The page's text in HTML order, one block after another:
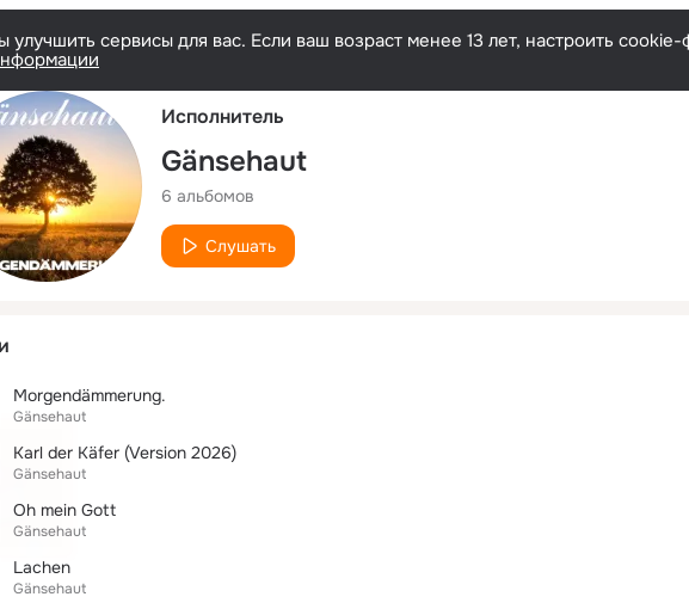
Русский
сервисы для вас. Если ваш возраст менее 13 лет, настроить
Исполнитель
Gänsehaut
6 альбомов
Слушать
Morgendämmerung.
Gänsehaut
Karl der Käfer (Version 2026)
Gänsehaut
Oh mein Gott
Gänsehaut
Lachen
Gänsehaut